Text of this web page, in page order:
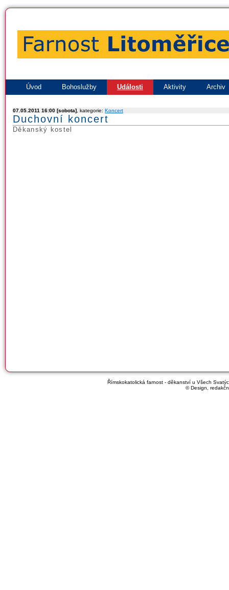
Úvod Bohoslužby Události Aktivity Archiv
07.05.2011 16:00 [sobota] , kategorie: Koncert
Duchovní koncert
Děkanský kostel
Římskokatolická farnost - děkanství u Všech
© Design,